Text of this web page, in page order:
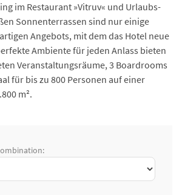
im Restaurant »Vitruv« und Urlaubs-
Sonnenterrassen sind nur einige
Angebots, mit dem das Hotel neue
Ambiente für jeden Anlass bieten
Veranstaltungsräume, 3 Boardrooms
für bis zu 800 Personen auf einer
m².